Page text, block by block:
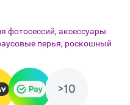
фотосессий, аксессуары
перья, роскошный